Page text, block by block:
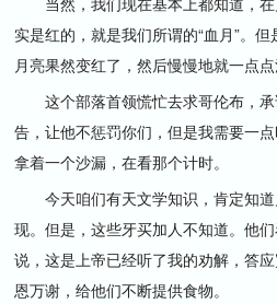
实是红的，就是我们所谓的“血月”。
月亮果然变红了，然后慢慢地就一点
这个部落首领慌忙去求哥伦布，承
告，让他不惩罚你们，但是我需要一
拿着一个沙漏，在看那个计时。
今天咱们有天文学知识，肯定知道
现。但是，这些牙买加人不知道。他
说，这是上帝已经听了我的劝解，答
恩万谢，给他们不断提供食物。